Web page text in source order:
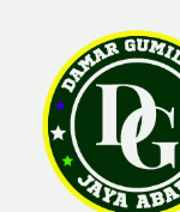
content